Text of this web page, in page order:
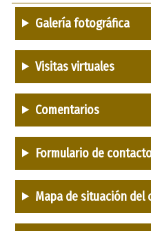
Galería fotográfica
Visitas virtuales
Comentarios
Formulario de
Mapa de situación del